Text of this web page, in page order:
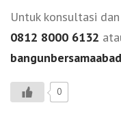
Untuk konsultasi
0812 8000 6132
0